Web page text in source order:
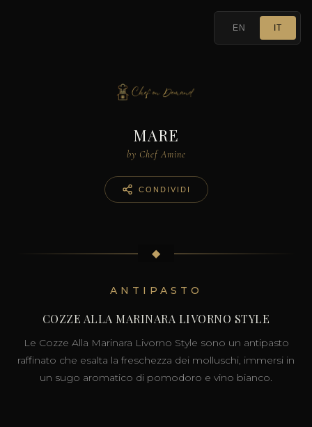
EN IT
MARE
by Chef Amine
CONDIVIDI
◆
ANTIPASTO
COZZE ALLA MARINARA LIVORNO STYLE
Le Cozze Alla Marinara Livorno Style sono un antipasto
raffinato che esalta la freschezza dei molluschi, immersi in
un sugo aromatico di pomodoro e vino bianco.